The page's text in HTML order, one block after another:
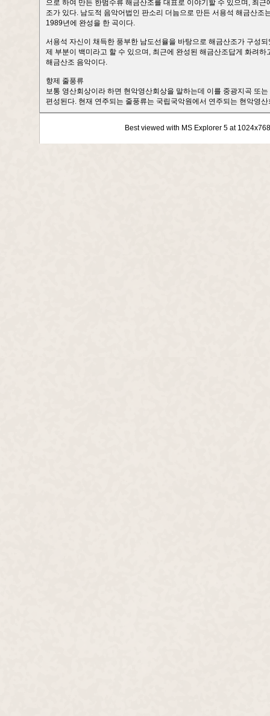
으로 하여 만든 한범수류 해금산조를 대표로 이야기할 수 있으며, 최
조가 있다. 남도적 음악어법인 판소리 더늠으로 만든 서용석 해금산
1989년에 완성을 한 곡이다.
서용석 자신이 채득한 풍부한 남도선율을 바탕으로 해금산조가 구성
제 부분이 백미라고 할 수 있으며, 최근에 완성된 해금산조답게 화려
해금산조 음악이다.
향제 줄풍류
보통 영산회상이라 하면 현악영산회상을 말하는데 이를 중광지곡 또
편성된다. 현재 연주되는 줄풍류는 국립국악원에서 연주되는 현악영
Best viewed with MS Explorer 5 at